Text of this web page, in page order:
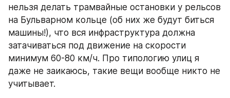
нельзя делать трамвайные остановки у рельсов
на Бульварном кольце (об них же будут биться
машины!), что вся инфраструктура должна
затачиваться под движение на скорости
минимум 60-80 км/ч. Про типологию улиц я
даже не заикаюсь, такие вещи вообще никто не
учитывает.